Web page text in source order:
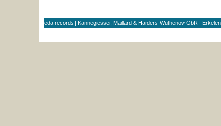
eda records | Kannegiesser, Maillard & Harders-Wuthenow GbR |